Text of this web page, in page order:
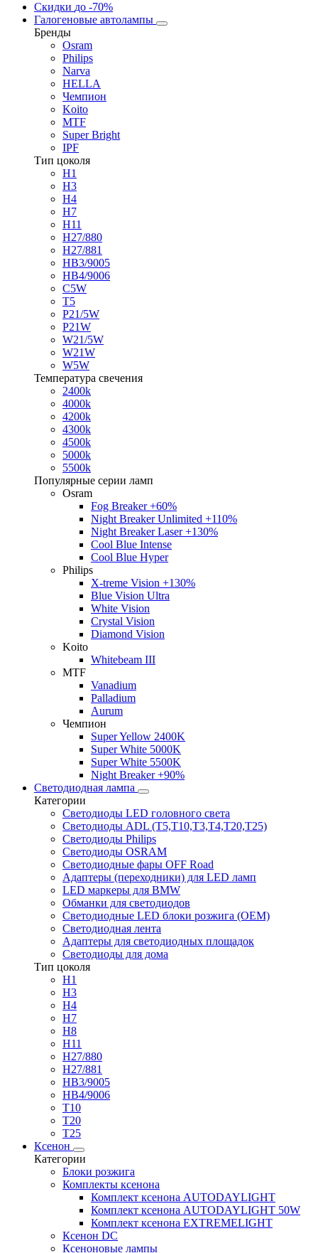
Скидки до -70%
Галогеновые автолампы
Бренды
Osram
Philips
Narva
HELLA
Чемпион
Koito
MTF
Super Bright
IPF
Тип цоколя
H1
H3
H4
H7
H11
H27/880
H27/881
HB3/9005
HB4/9006
C5W
T5
P21/5W
P21W
W21/5W
W21W
W5W
Температура свечения
2400k
4000k
4200k
4300k
4500k
5000k
5500k
Популярные серии ламп
Osram
Fog Breaker +60%
Night Breaker Unlimited +110%
Night Breaker Laser +130%
Cool Blue Intense
Cool Blue Hyper
Philips
X-treme Vision +130%
Blue Vision Ultra
White Vision
Crystal Vision
Diamond Vision
Koito
Whitebeam III
MTF
Vanadium
Palladium
Aurum
Чемпион
Super Yellow 2400K
Super White 5000K
Super White 5500K
Night Breaker +90%
Светодиодная лампа
Категории
Светодиоды LED головного света
Светодиоды ADL (T5,T10,T3,T4,T20,T25)
Светодиоды Philips
Светодиоды OSRAM
Светодиодные фары OFF Road
Адаптеры (переходники) для LED ламп
LED маркеры для BMW
Обманки для светодиодов
Светодиодные LED блоки розжига (OEM)
Светодиодная лента
Адаптеры для светодиодных площадок
Светодиоды для дома
Тип цоколя
H1
H3
H4
H7
H8
H11
H27/880
H27/881
HB3/9005
HB4/9006
T10
T20
T25
Ксенон
Категории
Блоки розжига
Комплекты ксенона
Комплект ксенона AUTODAYLIGHT
Комплект ксенона AUTODAYLIGHT 50W
Комплект ксенона EXTREMELIGHT
Ксенон DC
Ксеноновые лампы